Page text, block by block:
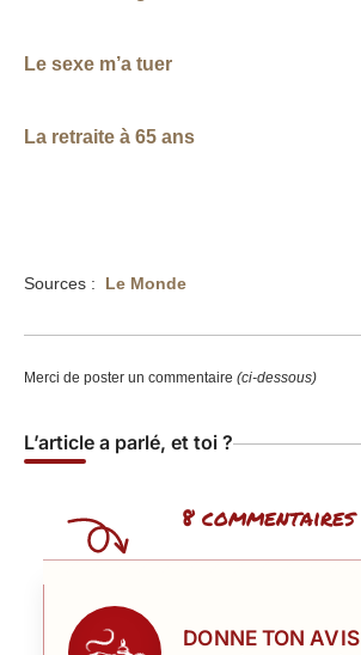
Le sexe m’a tuer
La retraite à 65 ans
Sources : Le Monde
Merci de poster un commentaire (ci-dessous)
L’article a parlé, et toi ?
8 commentaires
DONNE TON AVIS